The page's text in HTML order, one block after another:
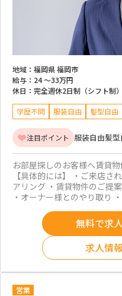
地域： 福岡県 福岡市
給与： 24 ～33万円
休日： 完全週休2日制（シフト制）
学歴不問 服装自由 髪型自由
注目ポイント 服装自由髪
お部屋探しのお客様へ賃貸
【具体的には】 ・ご来店さ
アリング ・賃貸物件のご提
・オーナー様とのやり取り
無料で求
求人情
営業